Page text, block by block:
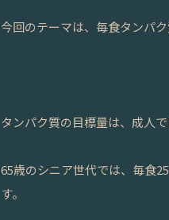
今回のテーマは、毎食タンパ
タンパク質の目標量は、成人で
65歳のシニア世代では、毎食
す。